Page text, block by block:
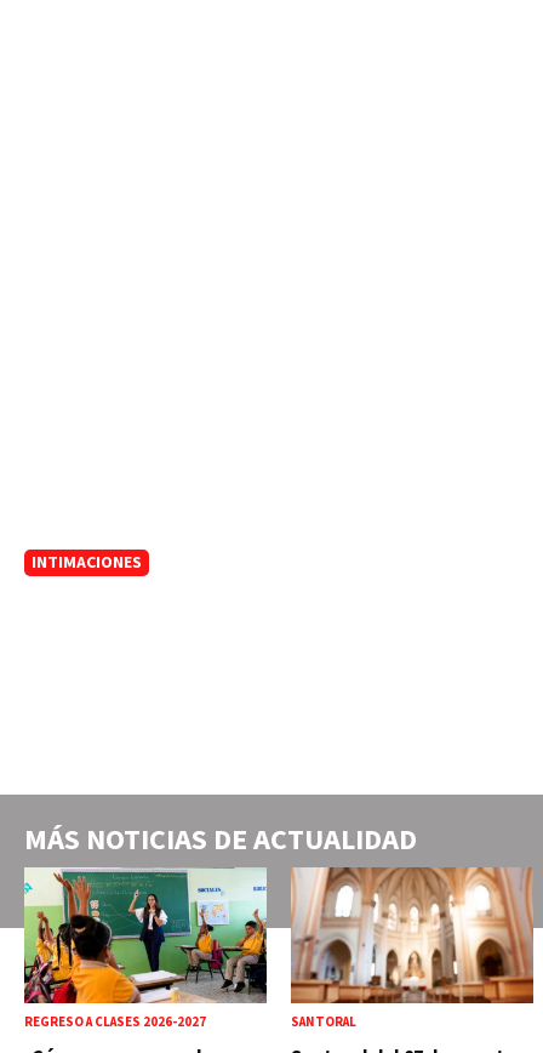
INTIMACIONES
MÁS NOTICIAS DEACTUALIDAD
REGRESO A CLASES 2026-2027 SANTORAL